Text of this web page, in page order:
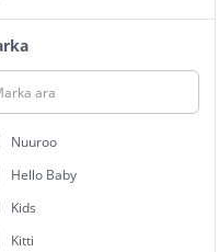
Bebek Eşofman
Bebek İç Giyim
Bebek Kravat, Papyon
Bebek Saç Aksesuarları
Nuuroo
Hello Baby
Kids
Kitti